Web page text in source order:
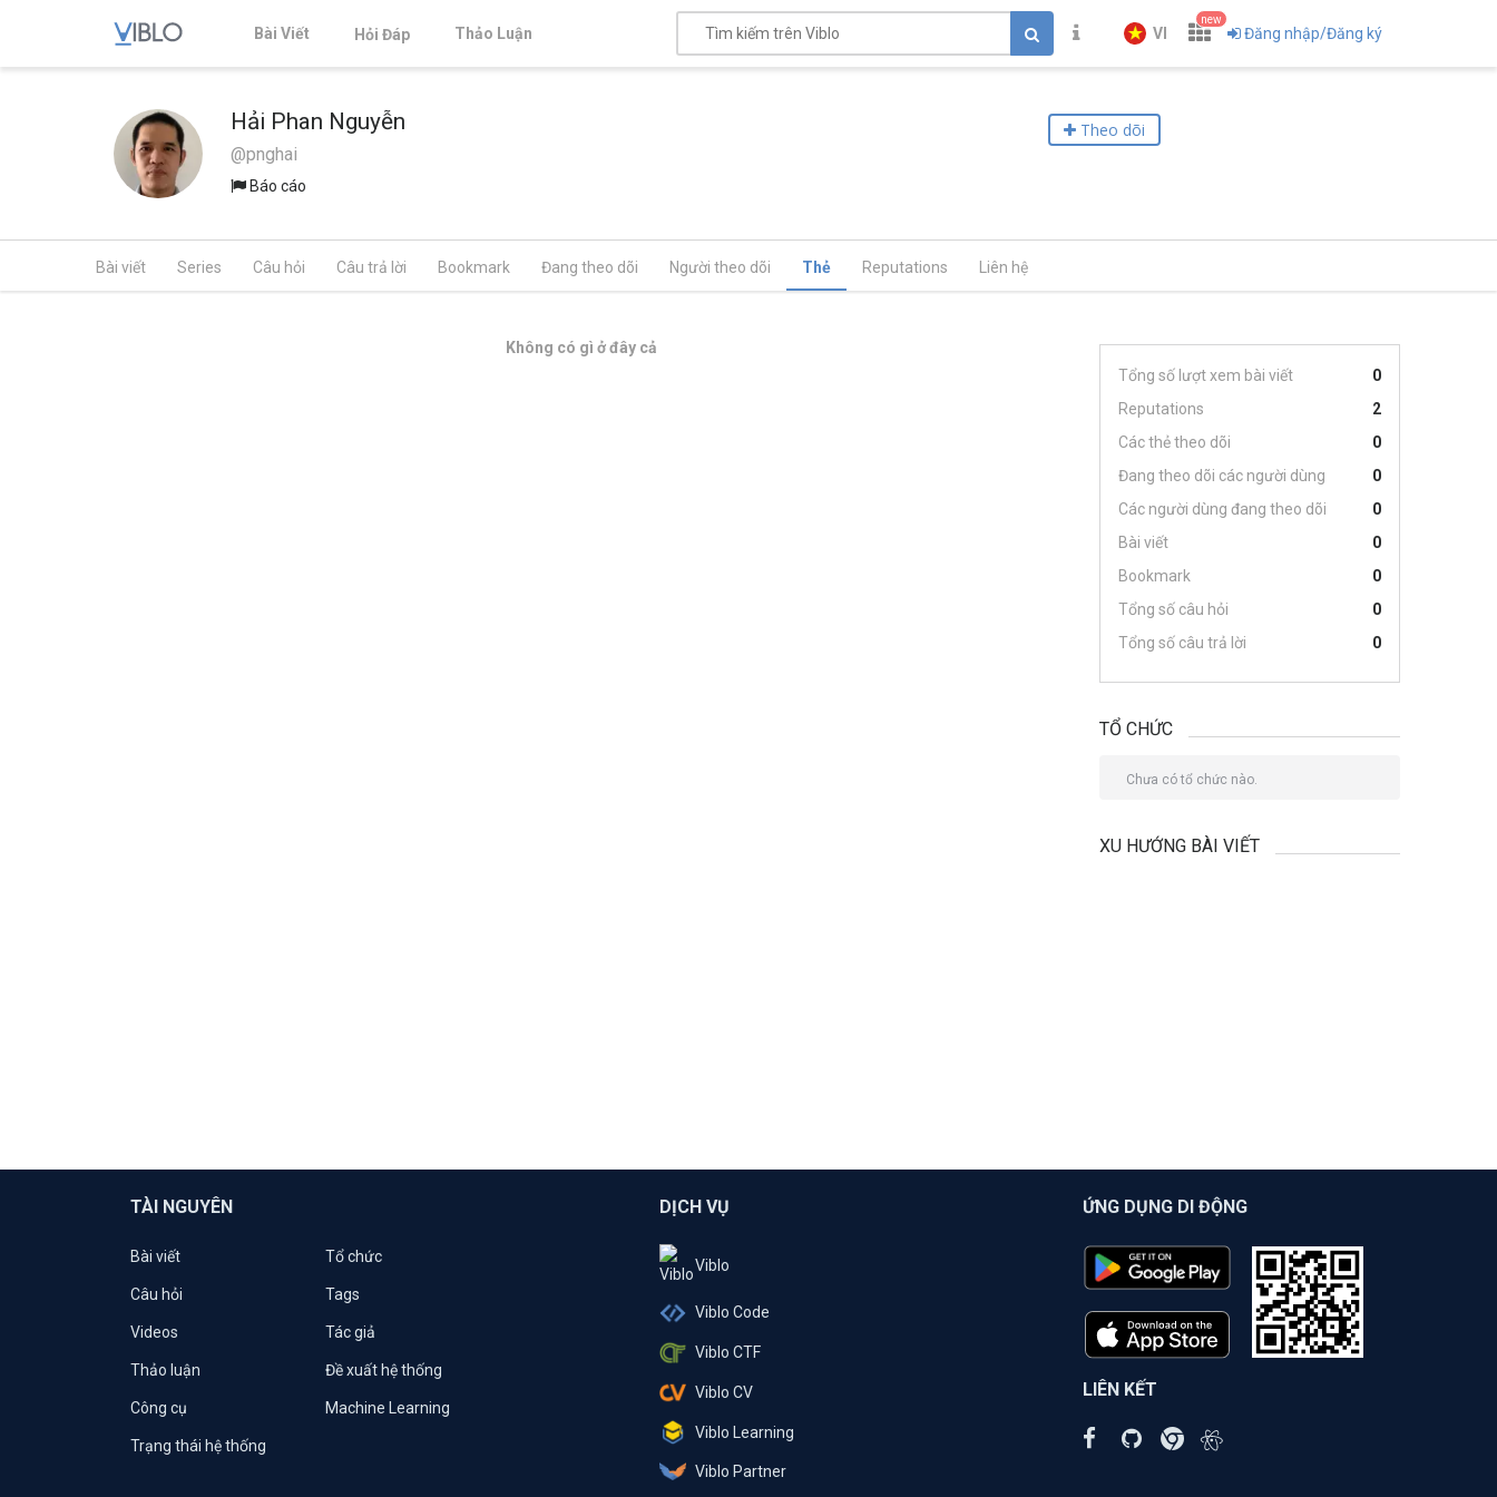
Bài Viết Hỏi Đáp Thảo Luận VI
new
Đăng nhập/Đăng ký
Hải Phan Nguyễn
@pnghai
Báo cáo
Theo dõi
Bài viết Series Câu hỏi Câu trả lời Bookmark Đang theo dõi Người theo dõi Thẻ Reputations Liên hệ
Không có gì ở đây cả
Tổng số lượt xem bài viết
0
Reputations
2
Các thẻ theo dõi
0
Đang theo dõi các người dùng
0
Các người dùng đang theo dõi
0
Bài viết
0
Bookmark
0
Tổng số câu hỏi
0
Tổng số câu trả lời
0
TỔ CHỨC
Chưa có tổ chức nào.
XU HƯỚNG BÀI VIẾT
TÀI NGUYÊN
Bài viết Tổ chức
Câu hỏi Tags
Videos Tác giả
Thảo luận Đề xuất hệ thống
Công cụ Machine Learning
Trạng thái hệ thống
DỊCH VỤ
Viblo
Viblo Code
Viblo CTF
Viblo CV
Viblo Learning
Viblo Partner
ỨNG DỤNG DI ĐỘNG
LIÊN KẾT